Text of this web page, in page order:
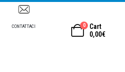
CONTATTACI 0
Cart
0,00€